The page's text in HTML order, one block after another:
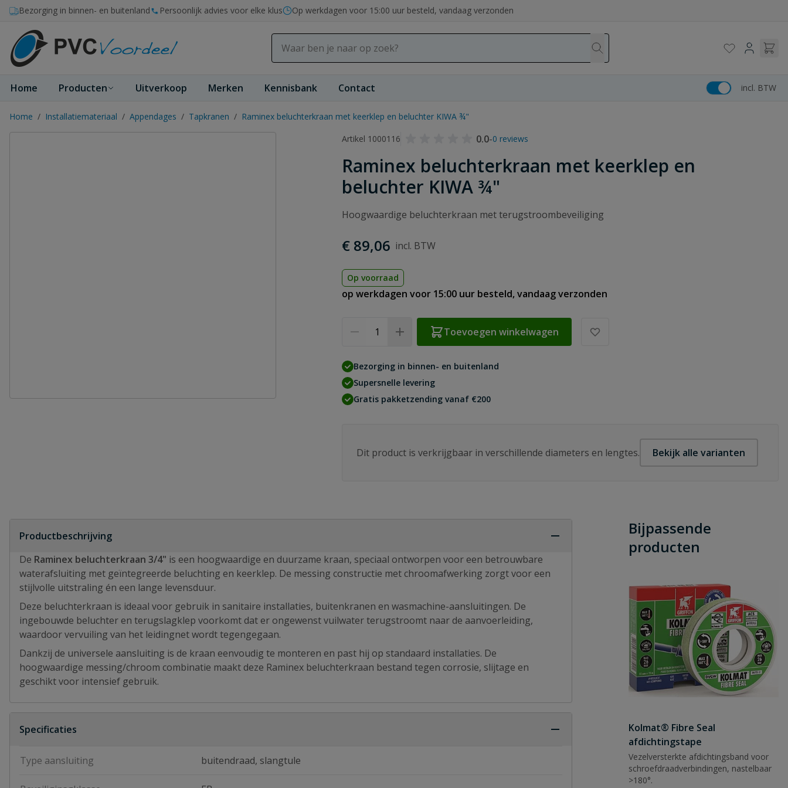
Ga naar de inhoud
Bezorging in binnen- en buitenland Persoonlijk advies voor elke klus Op werkdagen voor 15:00 uur besteld, vandaag verzonden
Home Producten Uitverkoop Merken Kennisbank Contact incl. BTW
Home / Installatiemateriaal / Appendages / Tapkranen / Raminex beluchterkraan met keerklep en beluchter KIWA ¾"
Artikel 1000116
0.0-0 reviews
Raminex beluchterkraan met keerklep en
beluchter KIWA ¾"
Hoogwaardige beluchterkraan met terugstroombeveiliging
€ 89,06
Op voorraad
op werkdagen voor 15:00 uur besteld, vandaag verzonden
Toevoegen winkelwagen
Bezorging in binnen- en buitenland
Supersnelle levering
Gratis pakketzending vanaf €200
Dit product is verkrijgbaar in verschillende diameters en lengtes. Bekijk alle varianten
Productbeschrijving
De Raminex beluchterkraan 3/4" is een hoogwaardige en duurzame kraan, speciaal ontworpen voor een betrouwbare
waterafsluiting met geïntegreerde beluchting en keerklep. De messing constructie met chroomafwerking zorgt voor een
stijlvolle uitstraling én een lange levensduur.
Deze beluchterkraan is ideaal voor gebruik in sanitaire installaties, buitenkranen en wasmachine-aansluitingen. De
ingebouwde beluchter en terugslagklep voorkomt dat er ongewenst vuilwater terugstroomt naar de aanvoerleiding,
waardoor vervuiling van het leidingnet wordt tegengegaan.
Dankzij de universele aansluiting is de kraan eenvoudig te monteren en past hij op standaard installaties. De
hoogwaardige messing/chroom combinatie maakt deze Raminex beluchterkraan bestand tegen corrosie, slijtage en
geschikt voor intensief gebruik.
Specificaties
Type aansluiting buitendraad, slangtule
Bijpassende
producten
Kolmat® Fibre Seal
afdichtingstape
Vezelversterkte afdichtingsband voor
schroefdraadverbindingen, nastelbaar
>180°.